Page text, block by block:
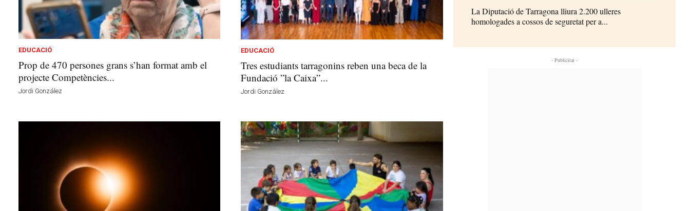
EDUCACIÓ
Prop de 470 persones grans s’han format amb el
projecte Competències...
Jordi González
EDUCACIÓ
Tres estudiants tarragonins reben una beca de la
Fundació ”la Caixa”...
Jordi González
La Diputació de Tarragona lliura 2.200 ulleres
homologades a cossos de seguretat per a...
- Publicitat -